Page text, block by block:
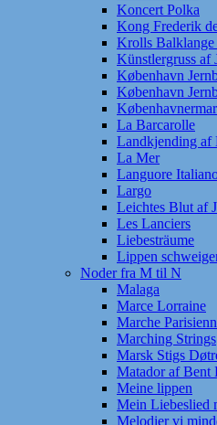
Koncert Polka
Kong Frederik
Krolls
Künstlergruss af
København
København
La Barcarolle
Landkjending af
La Mer
Languore
Largo
Leichtes Blut af
Les Lanciers
Liebesträume
Lippen
Noder fra M til N
Malaga
Marce Lorraine
Marche
Marching Strings
Marsk Stigs
Matador af Bent
Meine lippen
Mein Liebeslied
Melodier vi